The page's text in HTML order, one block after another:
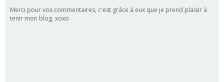
Merci pour vos commentaires, c'est grâce à eux que je prend plaisir à
tenir mon blog. xoxo